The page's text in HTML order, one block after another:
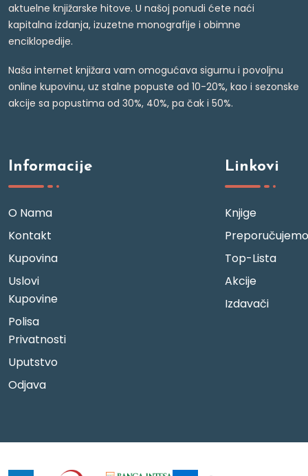
aktuelne knjižarske hitove. U našoj ponudi ćete naći
kapitalna izdanja, izuzetne monografije i obimne
enciklopedije.
Naša internet knjižara vam omogućava sigurnu i povoljnu
online kupovinu, uz stalne popuste od 10-20%, kao i sezonske
akcije sa popustima od 30%, 40%, pa čak i 50%.
Informacije
O Nama
Kontakt
Kupovina
Uslovi
Kupovine
Polisa
Privatnosti
Uputstvo
Odjava
Linkovi
Knjige
Preporučujemo
Top-Lista
Akcije
Izdavači